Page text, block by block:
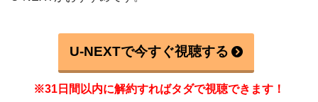
U-NEXTで今すぐ視聴する
※31日間以内に解約すればタダで視聴できます！